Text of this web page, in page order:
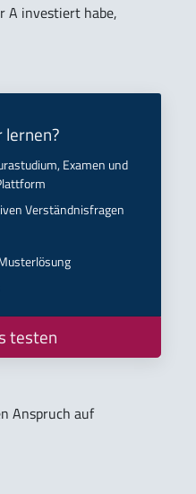
A investiert habe,
Examen und
Verständnisfragen
testen
Anspruch auf